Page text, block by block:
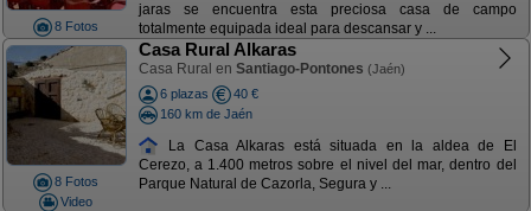
8 Fotos
jaras se encuentra esta preciosa casa de campo
totalmente equipada ideal para descansar y ...
8 Fotos
Video
Casa Rural Alkaras
Casa Rural en Santiago-Pontones (Jaén)
6 plazas
40 €
160 km de Jaén
La Casa Alkaras está situada en la aldea de El
Cerezo, a 1.400 metros sobre el nivel del mar, dentro del
Parque Natural de Cazorla, Segura y ...